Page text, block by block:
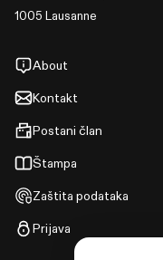
1005 Lausanne
About
Kontakt
Postani član
Štampa
Zaštita podataka
Prijava